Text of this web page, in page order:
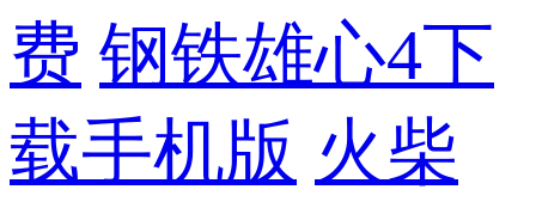
费 钢铁雄心4下
载手机版 火柴